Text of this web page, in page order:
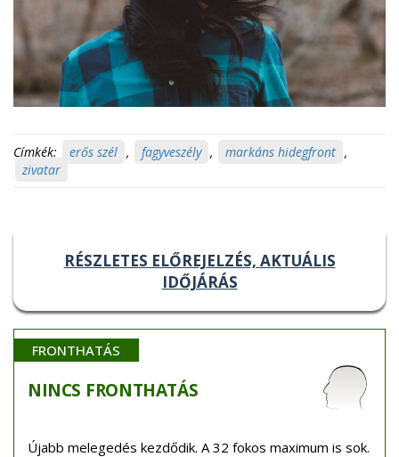
Címkék: erős szél , fagyveszély , markáns hidegfront ,
zivatar
RÉSZLETES ELŐREJELZÉS, AKTUÁLIS
IDŐJÁRÁS
FRONTHATÁS
NINCS FRONTHATÁS
Újabb melegedés kezdődik. A 32 fokos maximum is sok.